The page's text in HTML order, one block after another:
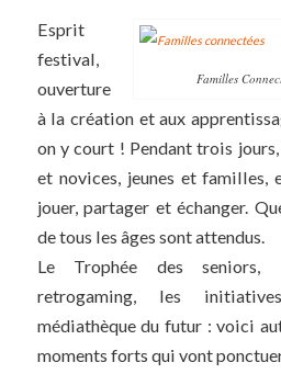
Familles
Esprit
festival,
ouverture
à la création et aux
on y court ! Pendant trois
et novices, jeunes et familles,
jouer, partager et échanger.
de tous les âges sont attendus.
Le Trophée des seniors,
retrogaming, les
médiathèque du futur : voici
moments forts qui vont